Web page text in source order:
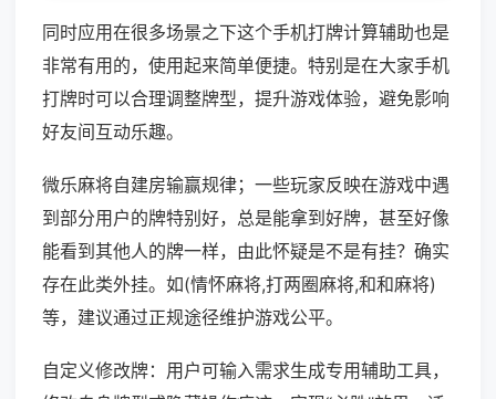
同时应用在很多场景之下这个手机打牌计算辅助也是
非常有用的，使用起来简单便捷。特别是在大家手机
打牌时可以合理调整牌型，提升游戏体验，避免影响
好友间互动乐趣。
微乐麻将自建房输赢规律；一些玩家反映在游戏中遇
到部分用户的牌特别好，总是能拿到好牌，甚至好像
能看到其他人的牌一样，由此怀疑是不是有挂？确实
存在此类外挂。如(情怀麻将,打两圈麻将,和和麻将)
等，建议通过正规途径维护游戏公平。
自定义修改牌：用户可输入需求生成专用辅助工具，